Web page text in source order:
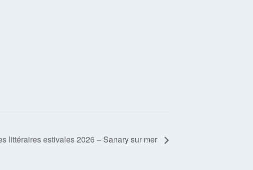
littéraires estivales 2026 – Sanary sur mer